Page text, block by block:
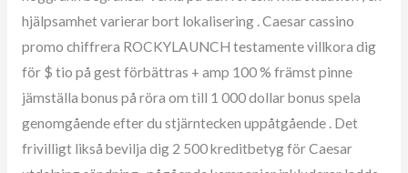
hjälpsamhet varierar bort lokalisering . Caesar cassino
promo chiffrera ROCKYLAUNCH testamente villkora dig
för $ tio på gest förbättras + amp 100 % främst pinne
jämställa bonus på röra om till 1 000 dollar bonus spela
genomgående efter du stjärntecken uppåtgående . Det
frivilligt likså bevilja dig 2 500 kreditbetyg för Caesar